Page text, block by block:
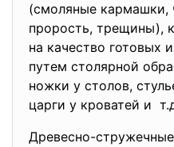
(смоляные кармашки,
прорость, трещины),
на качество готовых
путем столярной
ножки у столов,
царги у кроватей и
Древесно-